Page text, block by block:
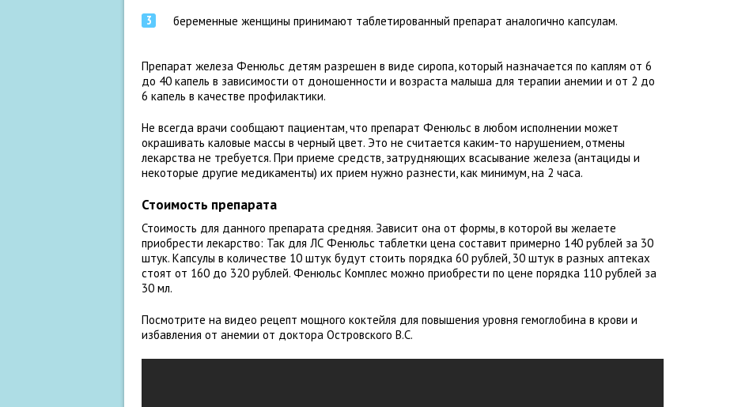
беременные женщины принимают таблетированный препарат аналогично капсулам.
Препарат железа Фенюльс детям разрешен в виде сиропа, который назначается по каплям от 6
до 40 капель в зависимости от доношенности и возраста малыша для терапии анемии и от 2 до
6 капель в качестве профилактики.
Не всегда врачи сообщают пациентам, что препарат Фенюльс в любом исполнении может
окрашивать каловые массы в черный цвет. Это не считается каким-то нарушением, отмены
лекарства не требуется. При приеме средств, затрудняющих всасывание железа (антациды и
некоторые другие медикаменты) их прием нужно разнести, как минимум, на 2 часа.
Стоимость препарата
Стоимость для данного препарата средняя. Зависит она от формы, в которой вы желаете
приобрести лекарство: Так для ЛС Фенюльс таблетки цена составит примерно 140 рублей за 30
штук. Капсулы в количестве 10 штук будут стоить порядка 60 рублей, 30 штук в разных аптеках
стоят от 160 до 320 рублей. Фенюльс Комплес можно приобрести по цене порядка 110 рублей за
30 мл.
Посмотрите на видео рецепт мощного коктейля для повышения уровня гемоглобина в крови и
избавления от анемии от доктора Островского В.С.